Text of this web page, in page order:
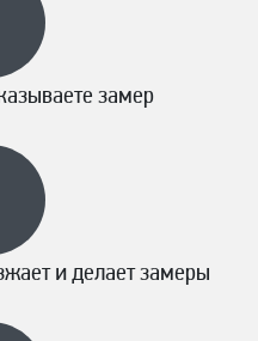
замер
и делает замеры